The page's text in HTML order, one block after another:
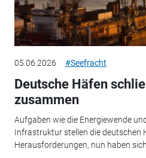
05.06.2026 #Seefracht
Deutsche Häfen
zusammen
Aufgaben wie die Energiewende
Infrastruktur stellen die deutschen
Herausforderungen, nun haben